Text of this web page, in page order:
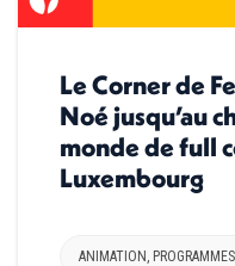
Le Corner de
Noé jusqu’au
monde de full
Luxembourg
ANIMATION , PROGRAMMES